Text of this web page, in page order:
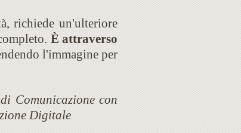
richiede un'ulteriore
È attraverso
l'immagine per
Comunicazione con
Digitale